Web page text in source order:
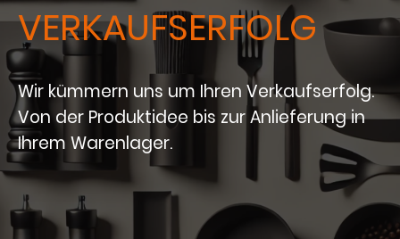
VERKAUFSERFOLG
Wir kümmern uns um Ihren Verkaufserfolg.
Von der Produktidee bis zur Anlieferung in
Ihrem Warenlager.